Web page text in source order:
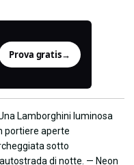
Prova gratis→